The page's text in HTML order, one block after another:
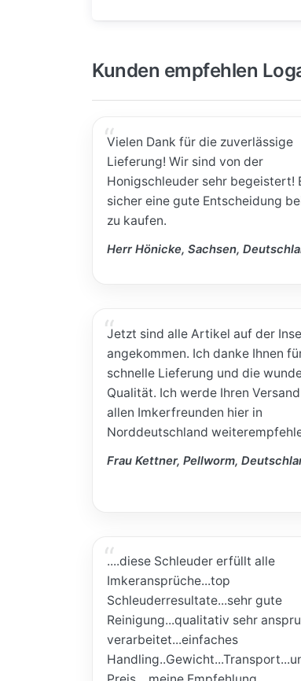
Kunden empfehlen
Vielen Dank für die zuverlässige
Lieferung! Wir sind von der
Honigschleuder sehr begeistert!
sicher eine gute Entscheidung
zu kaufen.
Herr Hönicke, Sachsen,
Jetzt sind alle Artikel auf der
angekommen. Ich danke Ihnen
schnelle Lieferung und die
Qualität. Ich werde Ihren
allen Imkerfreunden hier in
Norddeutschland
Frau Kettner, Pellworm,
....diese Schleuder erfüllt alle
Imkeransprüche...top
Schleuderresultate...sehr gute
Reinigung...qualitativ sehr
verarbeitet...einfaches